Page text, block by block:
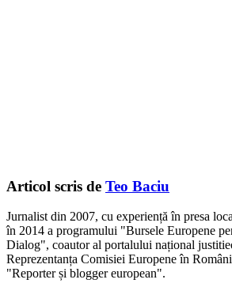
Articol scris de Teo Baciu
Jurnalist din 2007, cu experiență în presa
în 2014 a programului "Bursele Europene
Dialog", coautor al portalului național
Reprezentanța Comisiei Europene în
"Reporter și blogger european".